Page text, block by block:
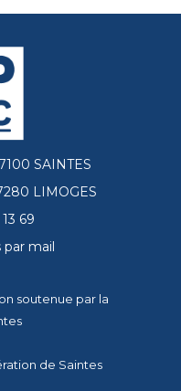
SAINTES
LIMOGES
69
mail
soutenue par la
de Saintes